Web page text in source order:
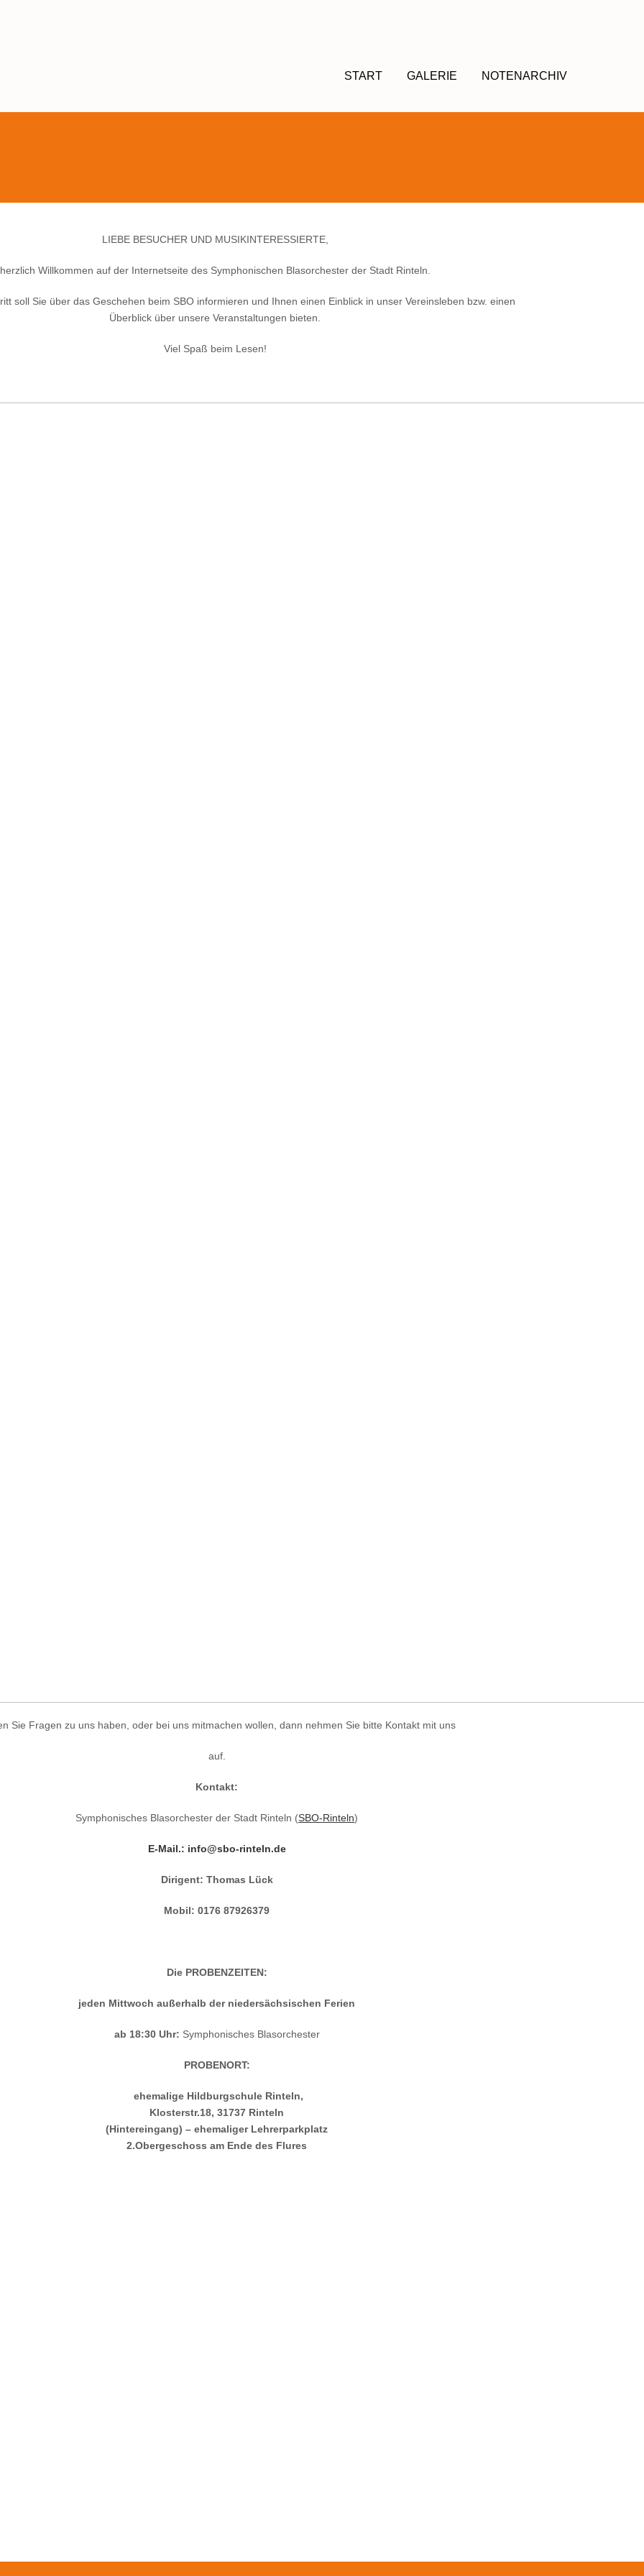
START GALERIE NOTENARCHIV
LIEBE BESUCHER UND MUSIKINTERESSIERTE,
herzlich Willkommen auf der Internetseite des Symphonischen Blasorchester der Stadt Rinteln.
soll Sie über das Geschehen beim SBO informieren und Ihnen einen Einblick in unser Vereinsleben bzw. einen
Überblick über unsere Veranstaltungen bieten.
Viel Spaß beim Lesen!
Sie Fragen zu uns haben, oder bei uns mitmachen wollen, dann nehmen Sie bitte Kontakt mit uns
auf.
Kontakt:
Symphonisches Blasorchester der Stadt Rinteln (SBO-Rinteln)
E-Mail.: info@sbo-rinteln.de
Dirigent: Thomas Lück
Mobil: 0176 87926379
Die PROBENZEITEN:
jeden Mittwoch außerhalb der niedersächsischen Ferien
ab 18:30 Uhr: Symphonisches Blasorchester
PROBENORT:
ehemaligeHildburgschule Rinteln,
Klosterstr.18, 31737 Rinteln
(Hintereingang) – ehemaliger Lehrerparkplatz
2.Obergeschoss am Ende des Flures